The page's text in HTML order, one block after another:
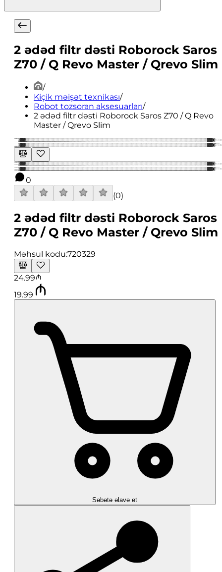
2 ədəd filtr dəsti Roborock Saros
Z70 / Q Revo Master / Qrevo Slim
/
Kiçik məişət texnikası/
Robot tozsoran aksesuarları/
2 ədəd filtr dəsti Roborock Saros Z70 / Q Revo
Master / Qrevo Slim
0
(0)
2 ədəd filtr dəsti Roborock Saros
Z70 / Q Revo Master / Qrevo Slim
Məhsul kodu:720329
24.99
19.99
Səbətə əlavə et